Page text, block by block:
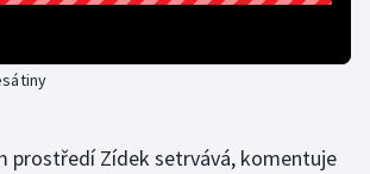
prostředí Zídek setrvává, komentuje